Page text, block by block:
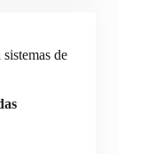
de